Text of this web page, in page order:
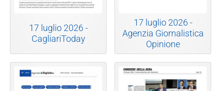
17 luglio 2026 -
CagliariToday
17 luglio 2026 -
Agenzia Giornalistica
Opinione